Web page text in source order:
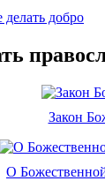
добро
Закон
О